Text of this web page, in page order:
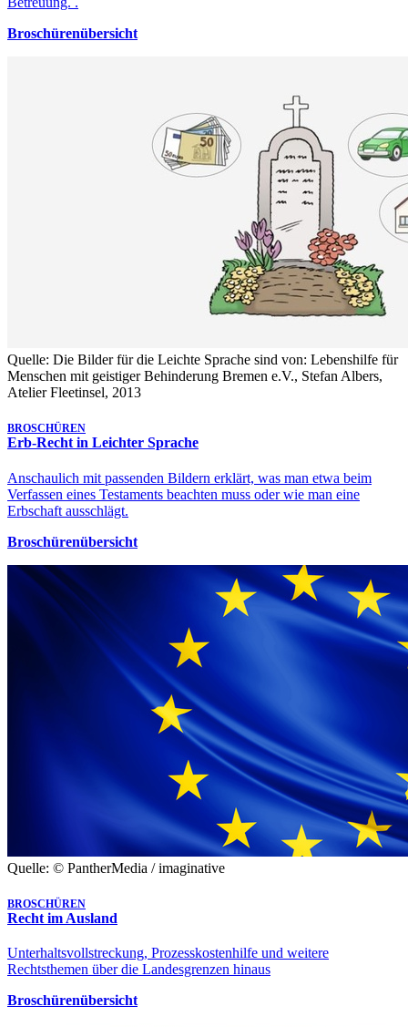
Broschürenübersicht
Quelle: Die Bilder für die Leichte Sprache sind von: Lebenshilfe für
Menschen mit geistiger Behinderung Bremen e.V., Stefan Albers,
Atelier Fleetinsel, 2013
BROSCHÜREN
Erb-Recht in Leichter Sprache
Anschaulich mit passenden Bildern erklärt, was man etwa beim
Verfassen eines Testaments beachten muss oder wie man eine
Erbschaft ausschlägt.
Broschürenübersicht
Quelle: © PantherMedia / imaginative
BROSCHÜREN
Recht im Ausland
Unterhaltsvollstreckung, Prozesskostenhilfe und weitere
Rechtsthemen über die Landesgrenzen hinaus
Broschürenübersicht